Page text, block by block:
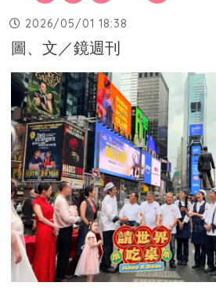
2026/05/01 18:38
圖、文／鏡週刊